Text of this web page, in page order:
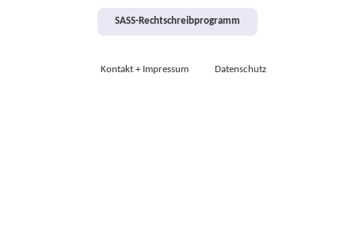
SASS-Rechtschreibprogramm
Kontakt + Impressum Datenschutz